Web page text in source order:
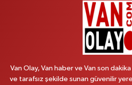
Yol Tarifi Al
Vanyolu Mahallesi, Kara Yusuf Bey Caddesi
0 (432) 351 02 96 Yol Tarifi Al
Van Olay, Van haber ve Van son
ve tarafsız şekilde sunan güvenilir